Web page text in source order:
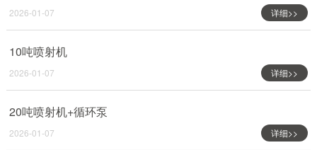
2026-01-07 详细>>
10吨喷射机
2026-01-07 详细>>
20吨喷射机+循环泵
2026-01-07 详细>>